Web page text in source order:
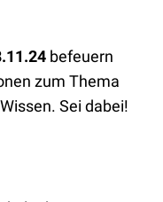
befeuern
zum Thema
Sei dabei!